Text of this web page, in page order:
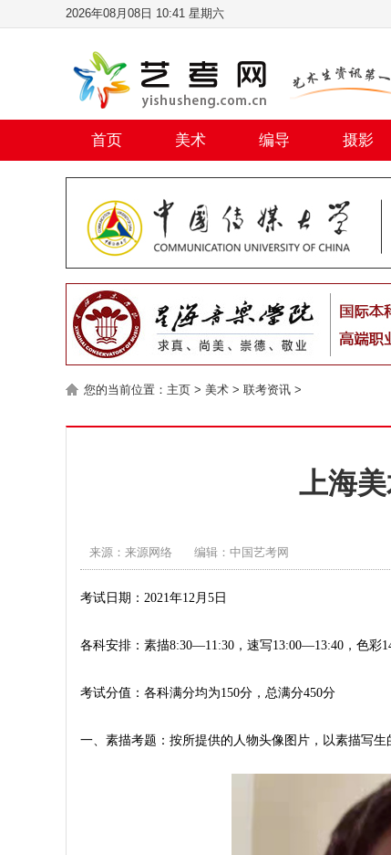
2026年08月08日 10:41 星期六
首页 美术 编导 摄影
您的当前位置： 主页 > 美术 > 联考资讯 >
上海
来源：来源网络 编辑：中国艺考网
考试日期：2021年12月5日
各科安排：素描8:30—11:30，速写13:00—13:40，色彩
考试分值：各科满分均为150分，总满分450分
一、素描考题：按所提供的人物头像图片，以素描写生